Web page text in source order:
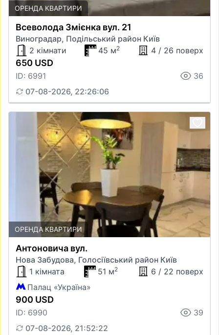
ОРЕНДА КВАРТИРИ
Всеволода Змієнка вул. 21
Виноградар, Подільський район Київ
2 кімнати
45 м2 4 / 26 поверх
650 USD
ID: 6991
36
07-08-2026, 22:26:06
ОРЕНДА КВАРТИРИ
Антоновича вул.
Нова Забудова, Голосіївський район Київ
1 кімната
51 м2
6 / 22 поверх
Палац «Україна»
900 USD
ID: 6990
39
07-08-2026, 21:52:22